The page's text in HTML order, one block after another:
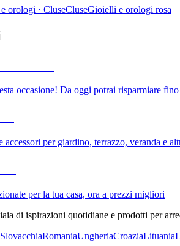
orologi · CluseCluseGioielli e orologi rosa
occasione! Da oggi potrai risparmiare
accessori per giardino, terrazzo, veranda e
per la tua casa, ora a prezzi migliori
di ispirazioni quotidiane e prodotti per
SlovacchiaRomaniaUngheriaCroaziaLituania